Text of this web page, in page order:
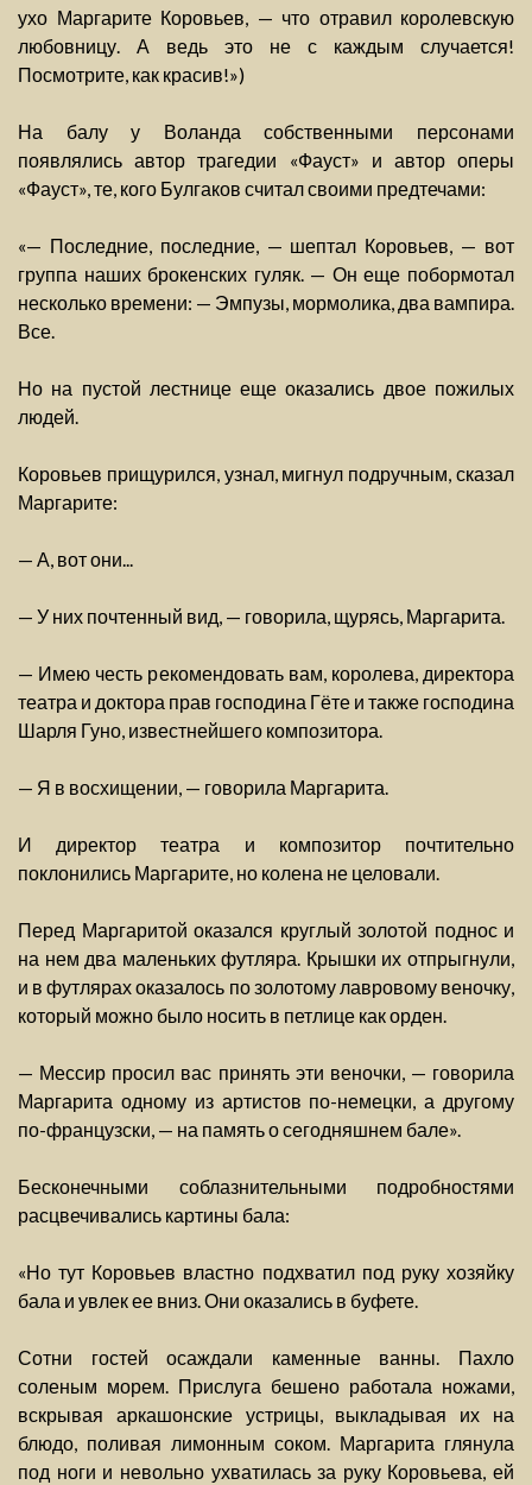
ухо Маргарите Коровьев, — что отравил королевскую
любовницу. А ведь это не с каждым случается!
Посмотрите, как красив!»)
На балу у Воланда собственными персонами
появлялись автор трагедии «Фауст» и автор оперы
«Фауст», те, кого Булгаков считал своими предтечами:
«— Последние, последние, — шептал Коровьев, — вот
группа наших брокенских гуляк. — Он еще побормотал
несколько времени: — Эмпузы, мормолика, два вампира.
Все.
Но на пустой лестнице еще оказались двое пожилых
людей.
Коровьев прищурился, узнал, мигнул подручным, сказал
Маргарите:
— А, вот они...
— У них почтенный вид, — говорила, щурясь, Маргарита.
— Имею честь рекомендовать вам, королева, директора
театра и доктора прав господина Гёте и также господина
Шарля Гуно, известнейшего композитора.
— Я в восхищении, — говорила Маргарита.
И директор театра и композитор почтительно
поклонились Маргарите, но колена не целовали.
Перед Маргаритой оказался круглый золотой поднос и
на нем два маленьких футляра. Крышки их отпрыгнули,
и в футлярах оказалось по золотому лавровому веночку,
который можно было носить в петлице как орден.
— Мессир просил вас принять эти веночки, — говорила
Маргарита одному из артистов по-немецки, а другому
по-французски, — на память о сегодняшнем бале».
Бесконечными соблазнительными подробностями
расцвечивались картины бала:
«Но тут Коровьев властно подхватил под руку хозяйку
бала и увлек ее вниз. Они оказались в буфете.
Сотни гостей осаждали каменные ванны. Пахло
соленым морем. Прислуга бешено работала ножами,
вскрывая аркашонские устрицы, выкладывая их на
блюдо, поливая лимонным соком. Маргарита глянула
под ноги и невольно ухватилась за руку Коровьева, ей